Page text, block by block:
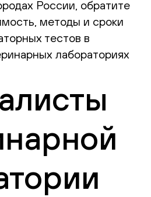
России, обратите
методы и сроки
тестов в
лабораториях